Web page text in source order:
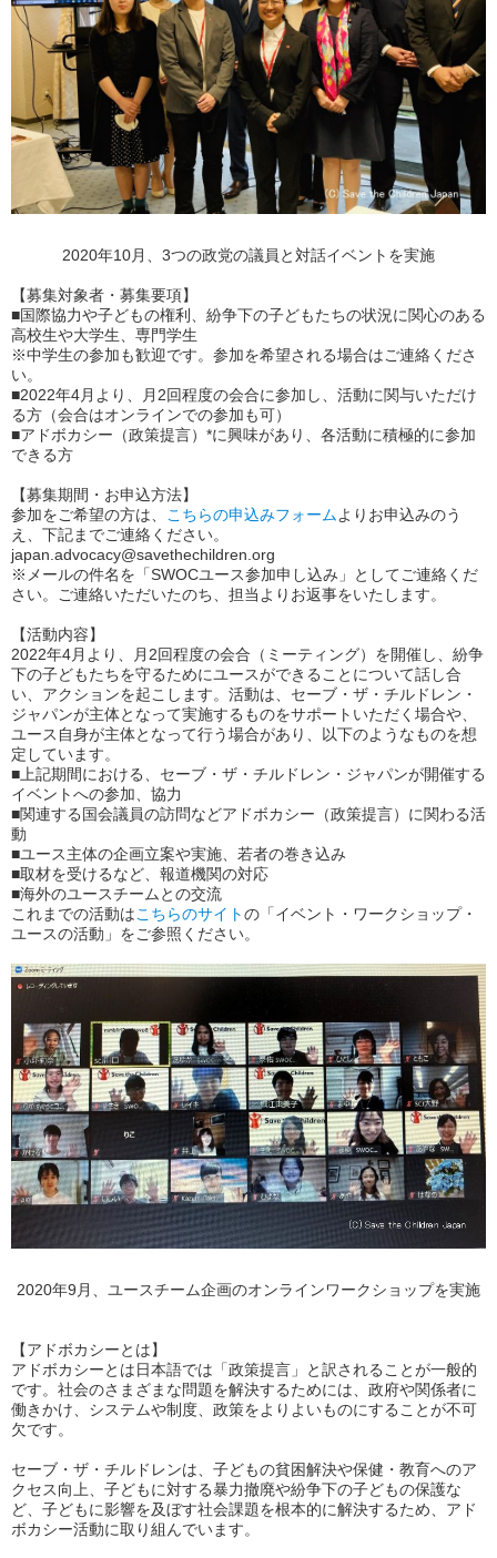
2020年10月、3つの政党の議員と対話イベントを実施
【募集対象者・募集要項】
■国際協力や子どもの権利、紛争下の子どもたちの状況に関心のある
高校生や大学生、専門学生
※中学生の参加も歓迎です。参加を希望される場合はご連絡くださ
い。
■2022年4月より、月2回程度の会合に参加し、活動に関与いただけ
る方（会合はオンラインでの参加も可）
■アドボカシー（政策提言） *に興味があり、各活動に積極的に参加
できる方
【募集期間・お申込方法】
参加をご希望の方は、
こちらの申込みフォームよりお申込みのう
え、下記までご連絡ください。
japan.advocacy@savethechildren.org
※メールの件名を「SWOCユース参加申し込み」としてご連絡くだ
さい。ご連絡いただいたのち、担当よりお返事をいたします。
【活動内容】
2022年4月より、月2回程度の会合（ミーティング）を開催し、紛争
下の子どもたちを守るためにユースができることについて話し合
い、アクションを起こします。活動は、セーブ・ザ・チルドレン・
ジャパンが主体となって実施するものをサポートいただく場合や、
ユース自身が主体となって行う場合があり、以下のようなものを想
定しています。
■上記期間における、セーブ・ザ・チルドレン・ジャパンが開催する
イベントへの参加、協力
■関連する国会議員の訪問などアドボカシー（政策提言）に関わる活
動
■ユース主体の企画立案や実施、若者の巻き込み
■取材を受けるなど、報道機関の対応
■海外のユースチームとの交流
これまでの活動はこちらのサイトの 「イベント・ワークショップ・
ユースの活動」 をご参照ください。
2020年9月、ユースチーム企画のオンラインワークショップを実施
【アドボカシーとは】
アドボカシーとは日本語では「政策提言」と訳されることが一般的
です。社会のさまざまな問題を解決するためには、政府や関係者に
働きかけ、システムや制度、政策をよりよいものにすることが不可
欠です。
セーブ・ザ・チルドレンは、子どもの貧困解決や保健・教育へのア
クセス向上、子どもに対する暴力撤廃や紛争下の子どもの保護な
ど、子どもに影響を及ぼす社会課題を根本的に解決するため、アド
ボカシー活動に取り組んでいます。